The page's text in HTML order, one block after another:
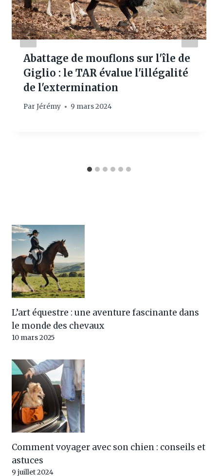
Abattage de mouflons sur l'île de
Giglio : le TAR évalue l'illégalité
de l'extermination
Par Jérémy 9 mars 2024
L’art équestre : une aventure fascinante dans
le monde des chevaux
10 mars 2025
Comment voyager avec son chien : conseils et
astuces
9 juillet 2024